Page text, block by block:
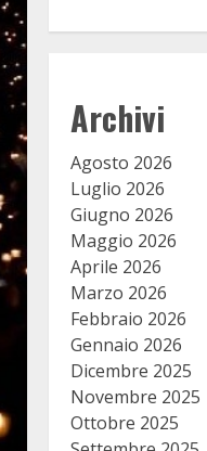
Archivi
Agosto 2026
Luglio 2026
Giugno 2026
Maggio 2026
Aprile 2026
Marzo 2026
Febbraio 2026
Gennaio 2026
Dicembre 2025
Novembre 2025
Ottobre 2025